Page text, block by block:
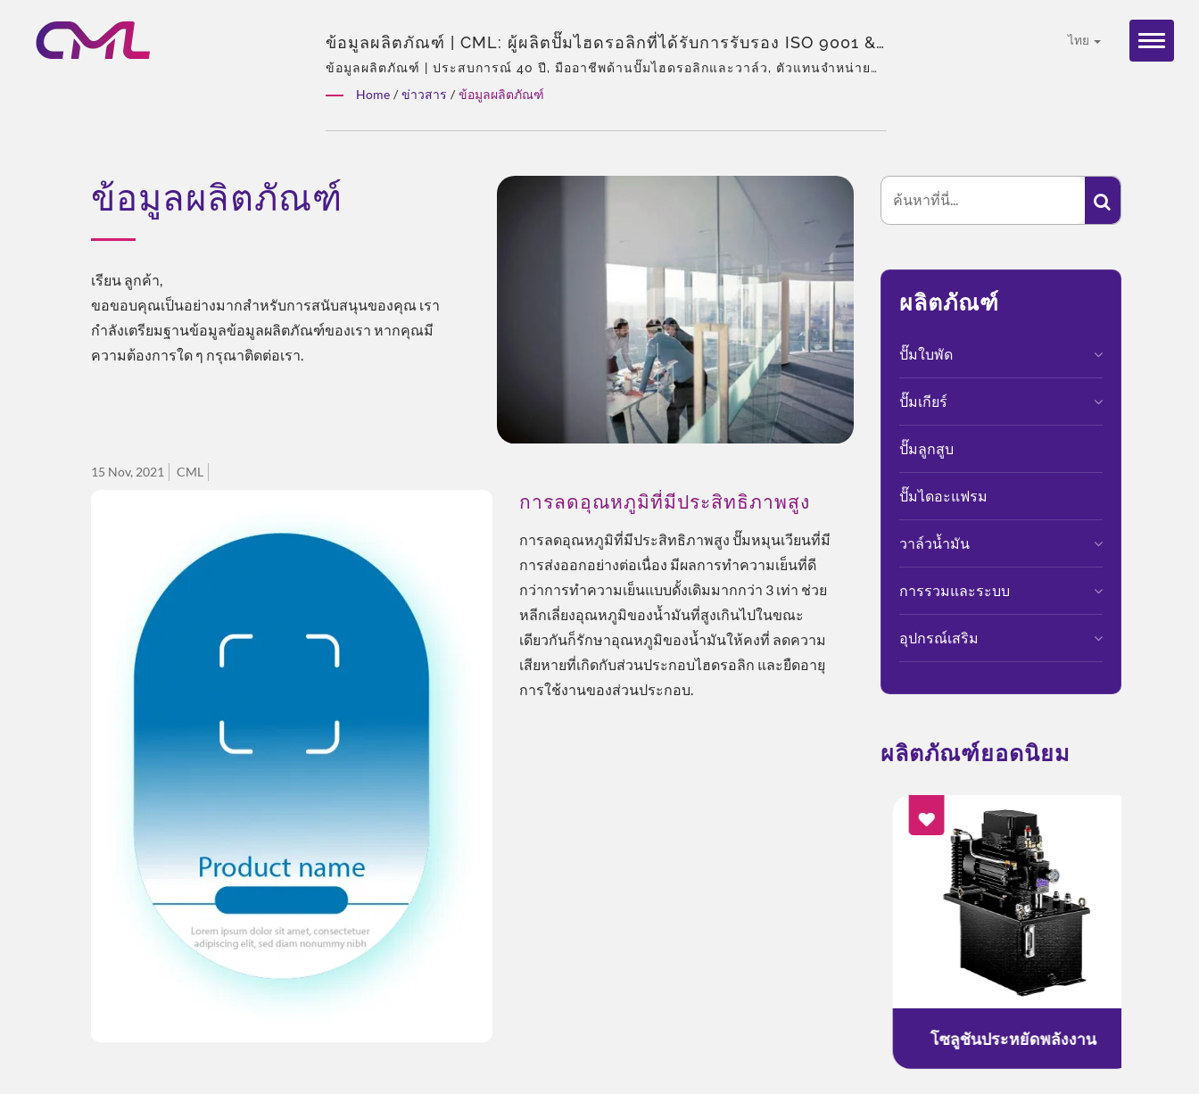
ไทย
ข้อมูลผลิตภัณฑ์ | CML: ผู้ผลิตปั๊มไฮดรอลิกที่ได้รับการรับรอง ISO 9001 &
CE – คุณภาพที่ได้รับรางวัล
ข้อมูลผลิตภัณฑ์ | ประสบการณ์ 40 ปี, มืออาชีพด้านปั๊มไฮดรอลิกและวาล์ว, ตัวแทนจำหน่าย
แต่เพียงผู้เดียวของ Eckerle ในเอเชีย, ทีมงานที่มีประสบการณ์, ประเภทผลิตภัณฑ์ที่หลาก
หลาย, โซลูชันทั้งหมด, การปรับแต่งที่ยืดหยุ่น, การจัดจำหน่ายทั่วโลก.
Home / ข่าวสาร / ข้อมูลผลิตภัณฑ์
ข้อมูลผลิตภัณฑ์
เรียน ลูกค้า,
ขอขอบคุณเป็นอย่างมากสำหรับการสนับสนุนของคุณ เรา
กำลังเตรียมฐานข้อมูลข้อมูลผลิตภัณฑ์ของเรา หากคุณมี
ความต้องการใด ๆ กรุณาติดต่อเรา.
15 Nov, 2021 CML
การลดอุณหภูมิที่มีประสิทธิภาพสูง
การลดอุณหภูมิที่มีประสิทธิภาพสูง ปั๊มหมุนเวียนที่มี
การส่งออกอย่างต่อเนื่อง มีผลการทำความเย็นที่ดี
กว่าการทำความเย็นแบบดั้งเดิมมากกว่า 3 เท่า ช่วย
หลีกเลี่ยงอุณหภูมิของน้ำมันที่สูงเกินไปในขณะ
เดียวกันก็รักษาอุณหภูมิของน้ำมันให้คงที่ ลดความ
เสียหายที่เกิดกับส่วนประกอบไฮดรอลิก และยืดอายุ
การใช้งานของส่วนประกอบ.
ผลิตภัณฑ์
ปั๊มใบพัด
ปั๊มเกียร์
ปั๊มลูกสูบ
ปั๊มไดอะแฟรม
วาล์วน้ำมัน
การรวมและระบบ
อุปกรณ์เสริม
ผลิตภัณฑ์ยอดนิยม
โซลูชันประหยัดพลังงาน